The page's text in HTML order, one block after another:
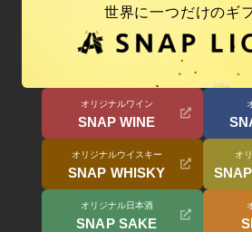
世界に一つだけのギ
オリジナルワイン
SNAP WINE
オリジナルウイスキー
SNAP WHISKY
オ
オリジナル日本酒
SNAP SAKE